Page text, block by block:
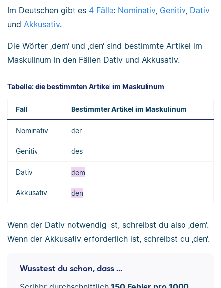
Im Deutschen gibt es 4 Fälle: Nominativ, Genitiv, Dativ
und Akkusativ.
Die Wörter ‚dem‘ und ‚den‘ sind bestimmte Artikel im
Maskulinum in den Fällen Dativ und Akkusativ.
Tabelle: die bestimmten Artikel im Maskulinum
Fall Bestimmter Artikel im Maskulinum
Nominativ der
Genitiv des
Dativ dem
Akkusativ den
Wenn der Dativ notwendig ist, schreibst du also ‚dem‘.
Wenn der Akkusativ erforderlich ist, schreibst du ‚den‘.
Wusstest du schon, dass ...